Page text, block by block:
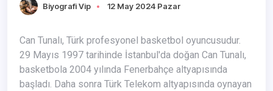
Biyografi Vip 12 May 2024 Pazar
Can Tunalı, Türk profesyonel basketbol oyuncusudur.
29 Mayıs 1997 tarihinde İstanbul'da doğan Can Tunalı,
basketbola 2004 yılında Fenerbahçe altyapısında
başladı. Daha sonra Türk Telekom altyapısında oynayan